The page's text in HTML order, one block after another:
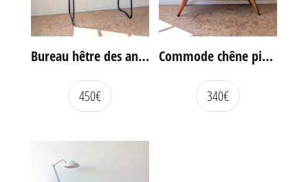
Bureau hêtre des années 60
450€
Commode chêne pieds compas vintage
340€